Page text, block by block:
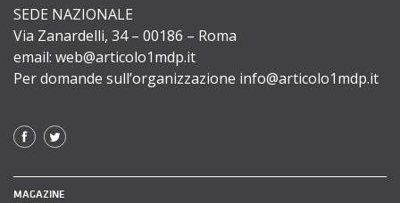
SEDE NAZIONALE
Via Zanardelli, 34 – 00186 – Roma
email: web@articolo1mdp.it
Per domande sull’organizzazione info@articolo1mdp.it
MAGAZINE